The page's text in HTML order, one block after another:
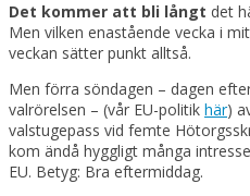
Det kommer att bli långt det
Men vilken enastående vecka i
veckan sätter punkt alltså.
Men förra söndagen – dagen
valrörelsen – (vår EU-politik här)
valstugepass vid femte
kom ändå hyggligt många
EU. Betyg: Bra eftermiddag.